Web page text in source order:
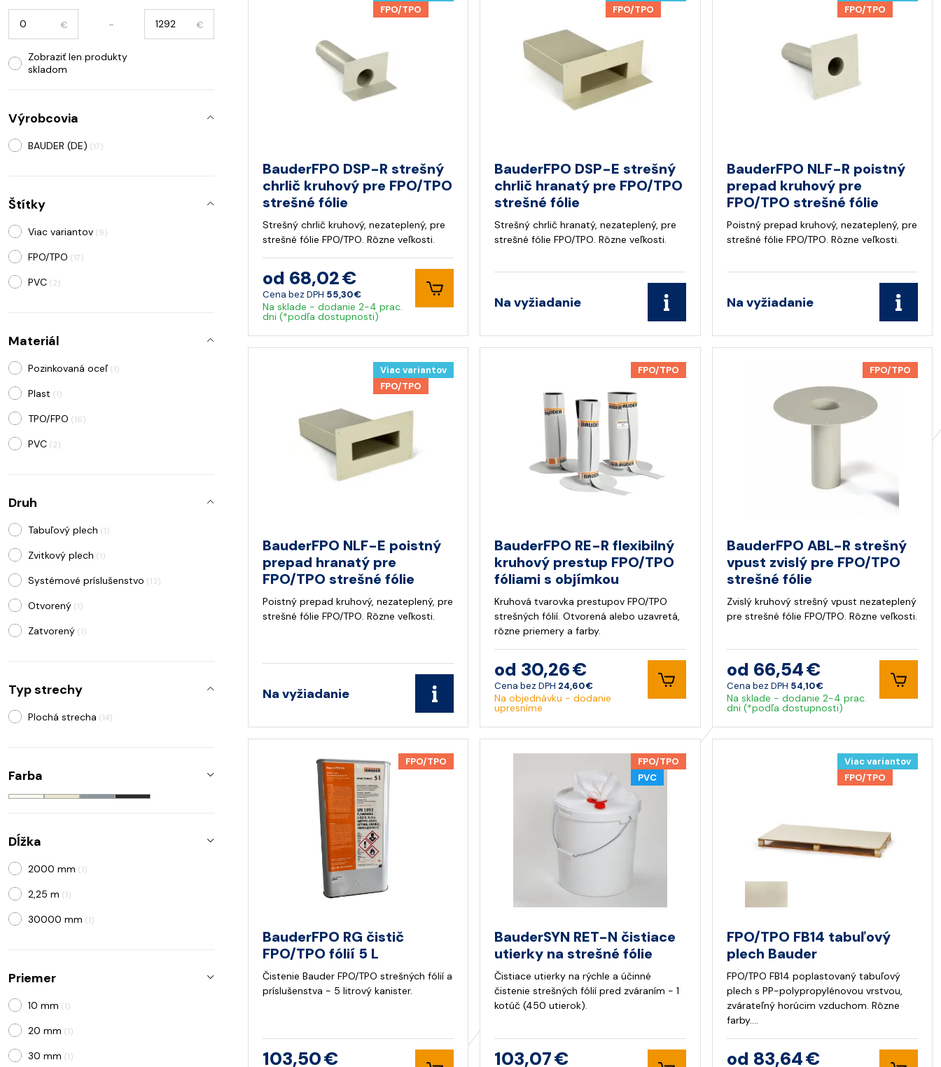
€ - €
Zobraziť len produkty
skladom
Výrobcovia
BAUDER (DE) (17)
Štítky
Viac variantov (9)
FPO/TPO (17)
PVC (2)
Materiál
Pozinkovaná oceľ (1)
Plast (1)
TPO/FPO (16)
PVC (2)
Druh
Tabuľový plech (1)
Zvitkový plech (1)
Systémové príslušenstvo (13)
Otvorený (1)
Zatvorený (1)
Typ strechy
Plochá strecha (14)
Farba
Dĺžka
2000 mm (1)
2,25 m (1)
30000 mm (1)
Priemer
10 mm (1)
20 mm (1)
30 mm (1)
FPO/TPO
BauderFPO DSP-R strešný
chrlič kruhový pre FPO/TPO
strešné fólie
Strešný chrlič kruhový, nezateplený, pre
strešné fólie FPO/TPO. Rôzne veľkosti.
od 68,02 €
Cena bez DPH 55,30 €
Na sklade - dodanie 2-4 prac.
dni (*podľa dostupnosti)
FPO/TPO
BauderFPO DSP-E strešný
chrlič hranatý pre FPO/TPO
strešné fólie
Strešný chrlič hranatý, nezateplený, pre
strešné fólie FPO/TPO. Rôzne veľkosti.
Na vyžiadanie
FPO/TPO
BauderFPO NLF-R poistný
prepad kruhový pre
FPO/TPO strešné fólie
Poistný prepad kruhový, nezateplený, pre
strešné fólie FPO/TPO. Rôzne veľkosti.
Na vyžiadanie
Viac variantov
FPO/TPO
BauderFPO NLF-E poistný
prepad hranatý pre
FPO/TPO strešné fólie
Poistný prepad kruhový, nezateplený, pre
strešné fólie FPO/TPO. Rôzne veľkosti.
Na vyžiadanie
FPO/TPO
BauderFPO RE-R flexibilný
kruhový prestup FPO/TPO
fóliami s objímkou
Kruhová tvarovka prestupov FPO/TPO
strešných fólií. Otvorená alebo uzavretá,
rôzne priemery a farby.
od 30,26 €
Cena bez DPH 24,60 €
Na objednávku - dodanie
upresníme
FPO/TPO
BauderFPO ABL-R strešný
vpust zvislý pre FPO/TPO
strešné fólie
Zvislý kruhový strešný vpust nezateplený
pre strešné fólie FPO/TPO. Rôzne veľkosti.
od 66,54 €
Cena bez DPH 54,10 €
Na sklade - dodanie 2-4 prac.
dni (*podľa dostupnosti)
FPO/TPO
BauderFPO RG čistič
FPO/TPO fólií 5 L
Čistenie Bauder FPO/TPO strešných fólií a
príslušenstva - 5 litrový kanister.
103,50 €
FPO/TPO
PVC
BauderSYN RET-N čistiace
utierky na strešné fólie
Čistiace utierky na rýchle a účinné
čistenie strešných fólií pred zváraním - 1
kotúč (450 utierok).
103,07 €
Viac variantov
FPO/TPO
FPO/TPO FB14 tabuľový
plech Bauder
FPO/TPO FB14 poplastovaný tabuľový
plech s PP-polypropylénovou vrstvou,
zvárateľný horúcim vzduchom. Rôzne
farby.…
od 83,64 €